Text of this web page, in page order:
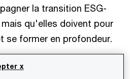
la transition ESG-
qu'elles doivent pour
se former en profondeur.
x